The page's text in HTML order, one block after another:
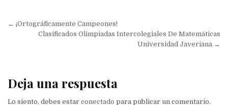
Navegación
← ¡Ortográficamente Campeones!
Clasificados Olimpiadas Intercolegiales De Matemáticas
Universidad Javeriana →
Deja una respuesta
Lo siento, debes estar conectado para publicar un comentario.